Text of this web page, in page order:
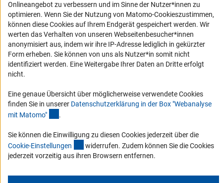
Erklärung zur Barrierefreiheit
Barriere melden
DFG-aktuell
Erhalten Sie Neuigkeiten aus der DFG direkt in Ihr Mailpostfach oder
schauen Sie sich die Ausgaben online an.
Zum Newsletter
© 2026 DFG
Impressum Datenschutz Cookie-Einstellungen
Onlineangebot zu verbessern und im Sinne der Nutzer*innen zu
optimieren. Wenn Sie der Nutzung von Matomo-Cookieszustimmen,
können diese Cookies auf Ihrem Endgerät gespeichert werden. Wir
werten das Verhalten von unseren Webseitenbesucher*innen
anonymisiert aus, indem wir ihre IP-Adresse lediglich in gekürzter
Form erheben. Sie können von uns als Nutzer*in somit nicht
identifiziert werden. Eine Weitergabe Ihrer Daten an Dritte erfolgt
nicht.
Eine genaue Übersicht über möglicherweise verwendete Cookies
finden Sie in unserer Datenschutzerklärung in der Box "Webanalyse
mit Matomo" .
Sie können die Einwilligung zu diesen Cookies jederzeit über die
Cookie-Einstellungen (interner Link)
widerrufen. Zudem können Sie die Cookies
jederzeit vorzeitig aus ihren Browsern entfernen.